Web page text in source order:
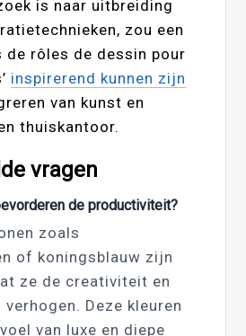
is naar uitbreiding
zou een
de rôles de dessin pour
inspirerend kunnen zijn
van kunst en
thuiskantoor.
vragen
de productiviteit?
zoals
of koningsblauw zijn
ze de creativiteit en
Deze kleuren
van luxe en diepe